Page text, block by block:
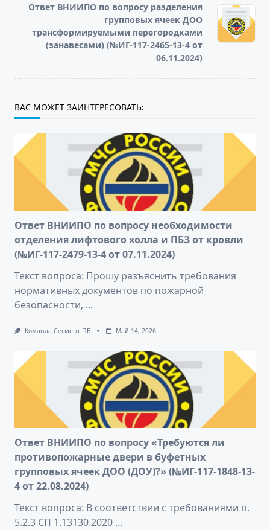
Ответ ВНИИПО по вопросу разделения
групповых ячеек ДОО
трансформируемыми перегородками
(занавесами) (№ИГ-117-2465-13-4 от
06.11.2024)
ВАС МОЖЕТ ЗАИНТЕРЕСОВАТЬ:
Ответ ВНИИПО по вопросу необходимости
отделения лифтового холла и ПБЗ от кровли
(№ИГ-117-2479-13-4 от 07.11.2024)
Текст вопроса: Прошу разъяснить требования
нормативных документов по пожарной
безопасности, ...
Команда Сегмент ПБ Май 14, 2026
Ответ ВНИИПО по вопросу «Требуются ли
противопожарные двери в буфетных
групповых ячеек ДОО (ДОУ)?» (№ИГ-117-1848-13-
4 от 22.08.2024)
Текст вопроса: В соответствии с требованиями п.
5.2.3 СП 1.13130.2020 ...